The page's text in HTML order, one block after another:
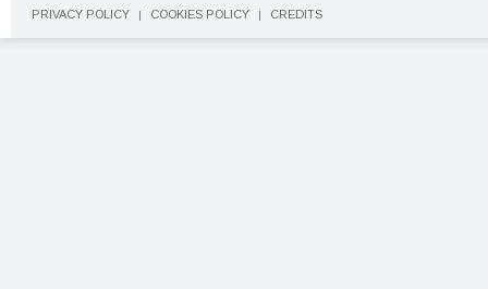
PRIVACY POLICY COOKIES POLICY CREDITS